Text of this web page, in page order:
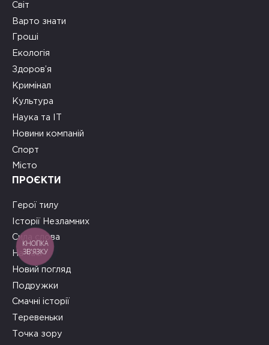
Світ
Варто знати
Гроші
Екологія
Здоров’я
Кримінал
Культура
Наука та ІТ
Новини компаній
Спорт
Місто
ПРОЄКТИ
Герої тилу
Історії Незламних
Сила слова
На часі
Новий погляд
Подружки
Смачні історії
Теревеньки
Точка зору
КНОПКА
ЗВ'ЯЗКУ